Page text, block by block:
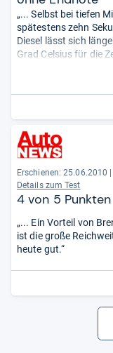
„... Selbst bei tiefen
spätestens zehn
Diesel lässt sich
Grad Celsius für die
Praxistest lieferte
ist sehr schwach. ...“
Erschienen: 25.06.2010
Details zum Test
4 von 5 Punkten
„... Ein Vorteil von
ist die große
heute gut.“